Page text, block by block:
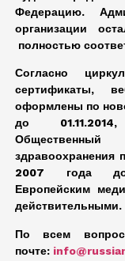
Федерацию.
организации
полностью
Согласно
сертификаты,
оформлены по
до
здравоохранения
2007 года
Европейским
действительными.
По всем
почте: